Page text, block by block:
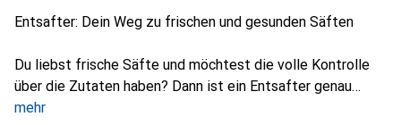
Entsafter: Dein Weg zu frischen und gesunden Säften
Du liebst frische Säfte und möchtest die volle Kontrolle
über die Zutaten haben? Dann ist ein Entsafter genau
mehr